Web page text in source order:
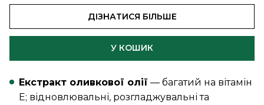
У КОШИК
ДІЗНАТИСЯ БІЛЬШЕ
Екстракт оливкової олії — багатий на вітамін
E; відновлювальні, розгладжувальні та